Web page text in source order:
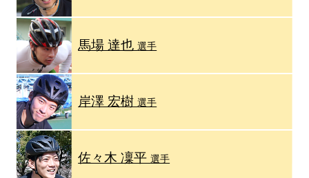
馬場 達也選手
岸澤 宏樹選手
佐々木 凜平選手